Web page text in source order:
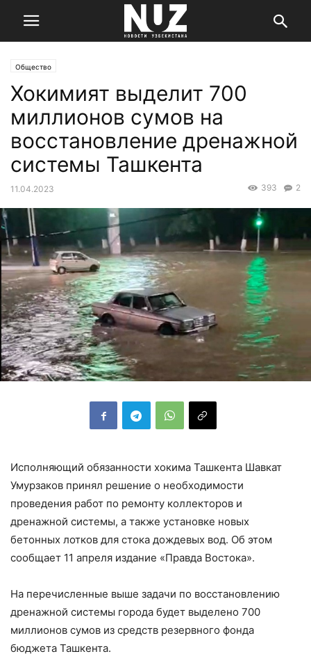
Общество
Хокимият выделит 700
миллионов сумов на
восстановление дренажной
системы Ташкента
11.04.2023 2
393
Исполняющий обязанности хокима Ташкента Шавкат
Умурзаков принял решение о необходимости
проведения работ по ремонту коллекторов и
дренажной системы, а также установке новых
бетонных лотков для стока дождевых вод. Об этом
сообщает 11 апреля издание «Правда Востока».
На перечисленные выше задачи по восстановлению
дренажной системы города будет выделено 700
миллионов сумов из средств резервного фонда
бюджета Ташкента.